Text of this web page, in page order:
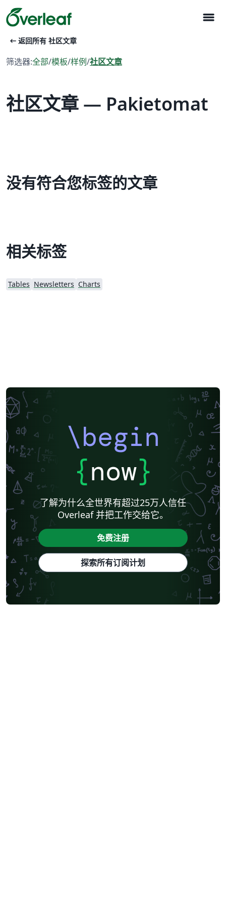
menu
arrow_left_alt 返回所有 社区文章
筛选器:全部/模板/样例/社区文章
社区文章 — Pakietomat
没有符合您标签的文章
相关标签
Tables Newsletters Charts
\begin
{now}
了解为什么全世界有超过25万人信任
Overleaf 并把工作交给它。
免费注册
探索所有订阅计划